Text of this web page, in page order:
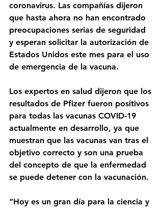
coronavirus. Las compañías dijeron
que hasta ahora no han encontrado
preocupaciones serias de seguridad
y esperan solicitar la autorización de
Estados Unidos este mes para el uso
de emergencia de la vacuna.
Los expertos en salud dijeron que los
resultados de Pfizer fueron positivos
para todas las vacunas COVID-19
actualmente en desarrollo, ya que
muestran que las vacunas van tras el
objetivo correcto y son una prueba
del concepto de que la enfermedad
se puede detener con la vacunación.
“Hoy es un gran día para la ciencia y